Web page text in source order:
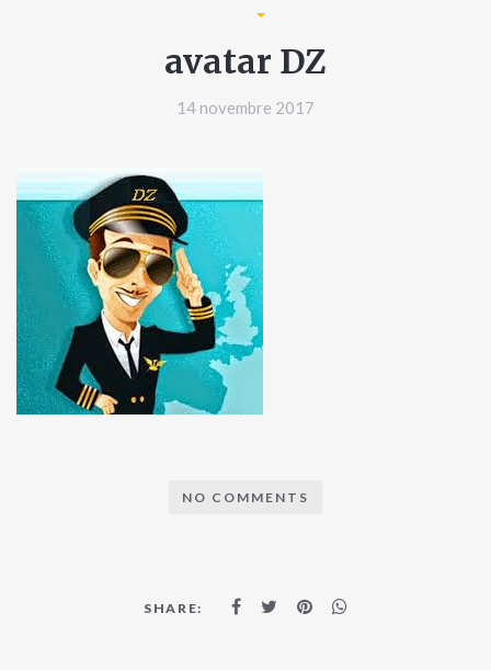
avatar DZ
14 novembre 2017
NO COMMENTS
SHARE: